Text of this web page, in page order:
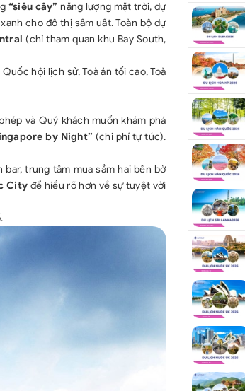
“siêu cây” năng lượng mặt trời, dự
cho đô thị sầm uất. Toàn bộ dự
(chỉ tham quan khu Bay South,
hội lịch sử, Toà án tối cao, Toà
và Quý khách muốn khám phá
by Night” (chi phí tự túc).
trung tâm mua sắm hai bên bờ
City để hiểu rõ hơn về sự tuyệt vời